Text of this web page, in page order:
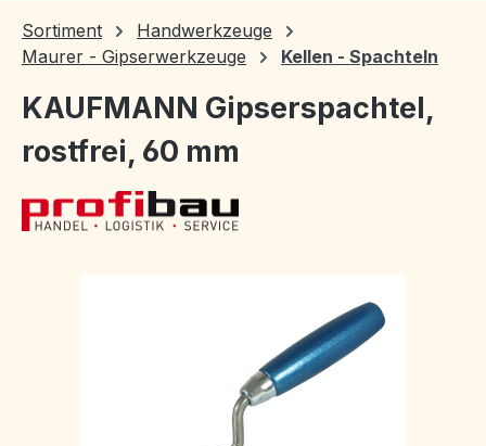
Sortiment
Handwerkzeuge
Maurer - Gipserwerkzeuge
Kellen - Spachteln
KAUFMANN Gipserspachtel,
rostfrei, 60 mm